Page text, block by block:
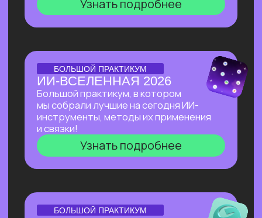
Старт в нейросетях
— простое введение
в мир нейросетей. Основные принципы,
полезные рекомендации и советы по работе
с нейросетями для тех, кто делает первые
Нейросети для разработки и IT
углубленное изучение ИИ для решения
Нейросети 28
Высшее образование 2